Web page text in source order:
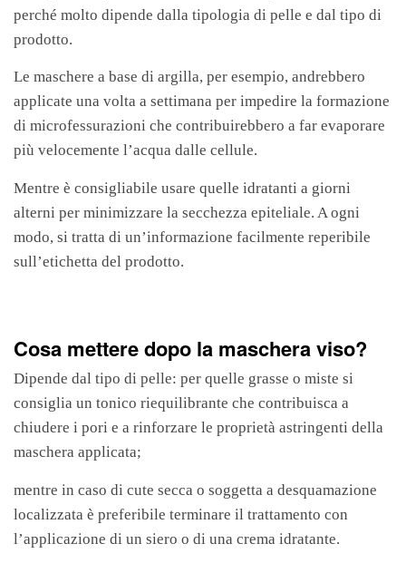
perché molto dipende dalla tipologia di pelle e dal tipo di
prodotto.
Le maschere a base di argilla, per esempio, andrebbero
applicate una volta a settimana per impedire la formazione
di microfessurazioni che contribuirebbero a far evaporare
più velocemente l’acqua dalle cellule.
Mentre è consigliabile usare quelle idratanti a giorni
alterni per minimizzare la secchezza epiteliale. A ogni
modo, si tratta di un’informazione facilmente reperibile
sull’etichetta del prodotto.
Cosa mettere dopo la maschera viso?
Dipende dal tipo di pelle: per quelle grasse o miste si
consiglia un tonico riequilibrante che contribuisca a
chiudere i pori e a rinforzare le proprietà astringenti della
maschera applicata;
mentre in caso di cute secca o soggetta a desquamazione
localizzata è preferibile terminare il trattamento con
l’applicazione di un siero o di una crema idratante.